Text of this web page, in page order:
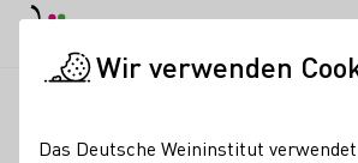
Wir verwenden
Das Deutsche Weininstitut